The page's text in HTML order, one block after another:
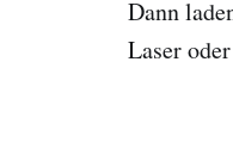
Dann
Laser